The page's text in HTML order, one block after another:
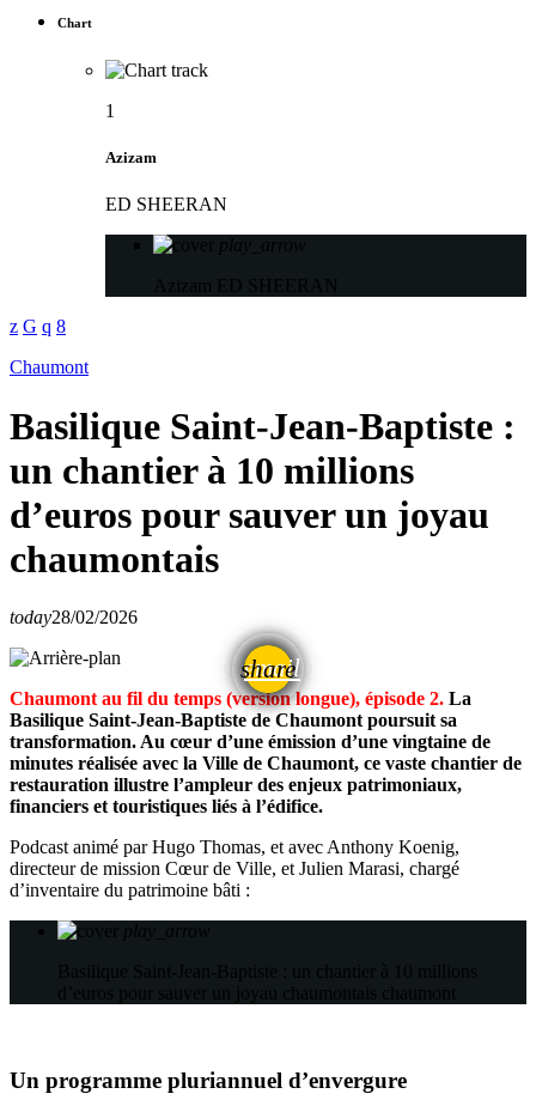
Chart
1
Azizam
ED SHEERAN
play_arrow
Azizam
ED SHEERAN
Chaumont
Basilique Saint-Jean-Baptiste :
un chantier à 10 millions
d’euros pour sauver un joyau
chaumontais
today28/02/2026
share
email
Chaumont au fil du temps (version longue), épisode 2. La
Basilique Saint-Jean-Baptiste de Chaumont poursuit sa
transformation. Au cœur d’une émission d’une vingtaine de
minutes réalisée avec la Ville de Chaumont, ce vaste chantier de
restauration illustre l’ampleur des enjeux patrimoniaux,
financiers et touristiques liés à l’édifice.
Podcast animé par Hugo Thomas, et avec Anthony Koenig,
directeur de mission Cœur de Ville, et Julien Marasi, chargé
d’inventaire du patrimoine bâti :
play_arrow
Basilique Saint-Jean-Baptiste : un chantier à 10 millions
d’euros pour sauver un joyau chaumontais chaumont
Un programme pluriannuel d’envergure